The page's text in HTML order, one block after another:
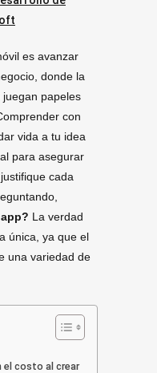
es avanzar
donde la
papeles
con
vida a tu idea
para asegurar
cada
La verdad
única, ya que el
una variedad de
el costo al crear